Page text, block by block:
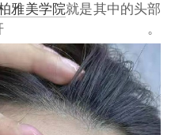
雅美学院就是其中的头部
。